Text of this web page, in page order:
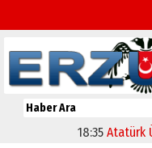
Atatürk